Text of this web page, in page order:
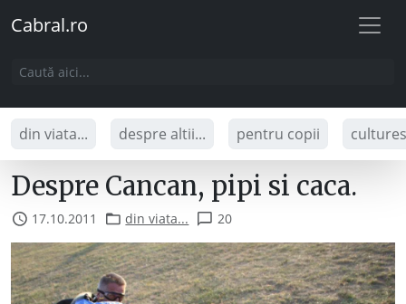
Cabral.ro
din viata... despre altii... pentru copii
Despre Cancan, pipi si caca.
17.10.2011 din viata... 20